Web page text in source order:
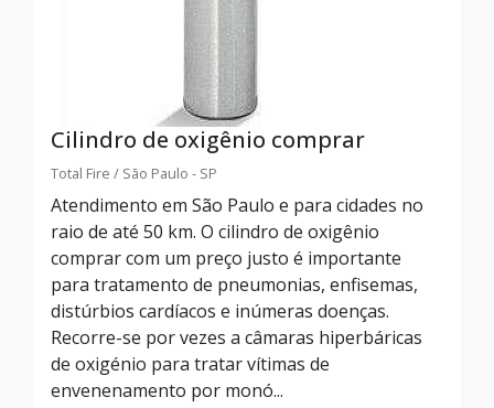
Cilindro de oxigênio comprar
Total Fire / São Paulo - SP
Atendimento em São Paulo e para cidades no
raio de até 50 km. O cilindro de oxigênio
comprar com um preço justo é importante
para tratamento de pneumonias, enfisemas,
distúrbios cardíacos e inúmeras doenças.
Recorre-se por vezes a câmaras hiperbáricas
de oxigénio para tratar vítimas de
envenenamento por monó...